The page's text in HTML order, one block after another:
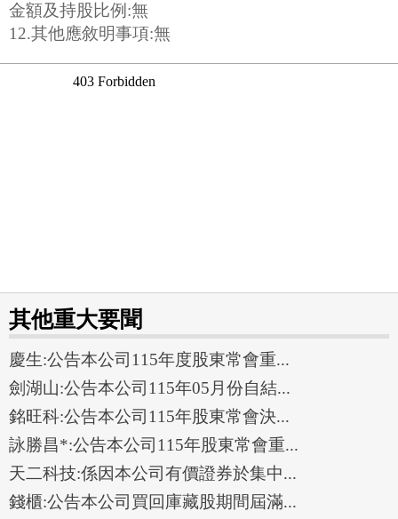
金額及持股比例:無
12.其他應敘明事項:無
其他重大要聞
慶生:公告本公司115年度股東常會重...
劍湖山:公告本公司115年05月份自結...
銘旺科:公告本公司115年股東常會決...
詠勝昌*:公告本公司115年股東常會重...
天二科技:係因本公司有價證券於集中...
錢櫃:公告本公司買回庫藏股期間屆滿...